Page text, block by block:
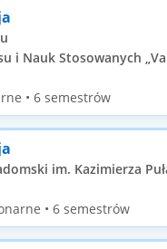
i Nauk Stosowanych
• 6 semestrów
im. Kazimierza
• 6 semestrów